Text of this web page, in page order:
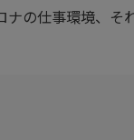
ナの仕事環境、そ